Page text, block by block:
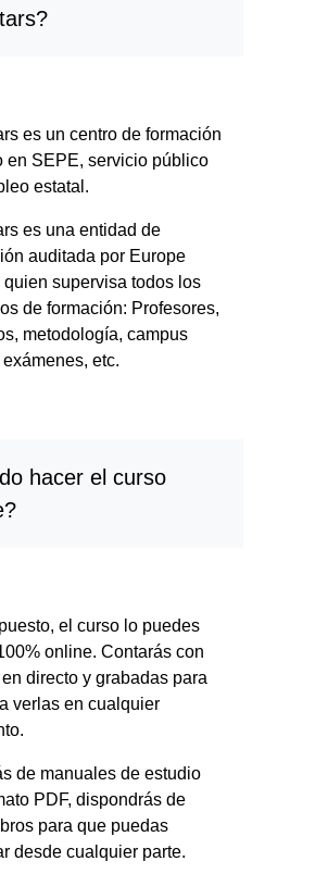
es un centro de formación
en SEPE, servicio público
estatal.
es una entidad de
auditada por Europe
quien supervisa todos los
de formación: Profesores,
metodología, campus
etc.
hacer el curso
el curso lo puedes
online. Contarás con
directo y grabadas para
verlas en cualquier
de manuales de estudio
PDF, dispondrás de
para que puedas
desde cualquier parte.